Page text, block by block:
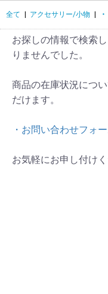
全て アクセサリー/小物
お探しの情報で検索
りませんでした。
商品の在庫状況につ
だけます。
・お問い合わせフォ
お気軽にお申し付けく